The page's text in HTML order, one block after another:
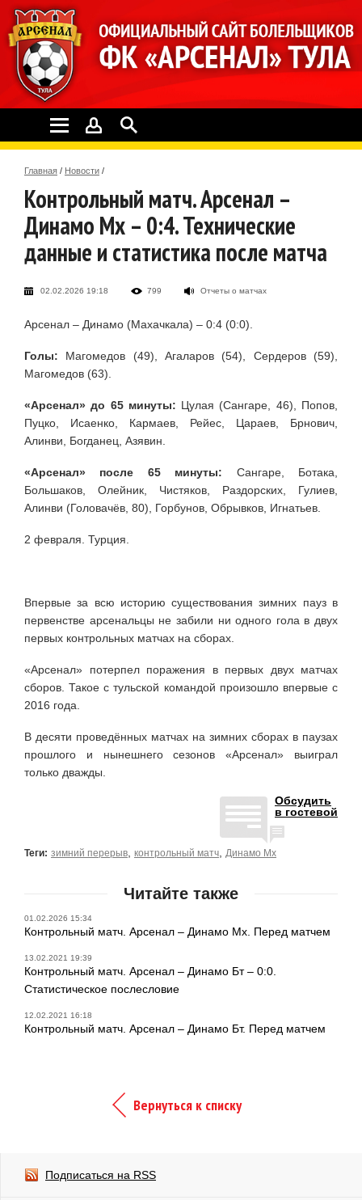
Главная / Новости /
Контрольный матч. Арсенал –
Динамо Мх – 0:4. Технические
данные и статистика после матча
02.02.2026 19:18 799 Отчеты о матчах
Арсенал – Динамо (Махачкала) – 0:4 (0:0).
Голы: Магомедов (49), Агаларов (54), Сердеров (59),
Магомедов (63).
«Арсенал» до 65 минуты: Цулая (Сангаре, 46), Попов,
Пуцко, Исаенко, Кармаев, Рейес, Цараев, Брнович,
Алинви, Богданец, Азявин.
«Арсенал» после 65 минуты: Сангаре, Ботака,
Большаков, Олейник, Чистяков, Раздорских, Гулиев,
Алинви (Головачёв, 80), Горбунов, Обрывков, Игнатьев.
2 февраля. Турция.
Впервые за всю историю существования зимних пауз в
первенстве арсенальцы не забили ни одного гола в двух
первых контрольных матчах на сборах.
«Арсенал» потерпел поражения в первых двух матчах
сборов. Такое с тульской командой произошло впервые с
2016 года.
В десяти проведённых матчах на зимних сборах в паузах
прошлого и нынешнего сезонов «Арсенал» выиграл
только дважды.
Обсудить
в гостевой
Теги: зимний перерыв контрольный матч Динамо Мх
Читайте также
01.02.2026 15:34
Контрольный матч. Арсенал – Динамо Мх. Перед матчем
13.02.2021 19:39
Контрольный матч. Арсенал – Динамо Бт – 0:0.
Статистическое послесловие
12.02.2021 16:18
Контрольный матч. Арсенал – Динамо Бт. Перед матчем
Вернуться к списку
Подписаться на RSS